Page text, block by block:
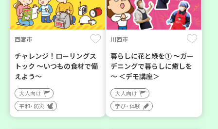
西宮市
チャレンジ！ローリングス
トック ～いつもの食材で備
えよう～
大人向け
平和・防災
川西市
暮らしに花と緑を① ～ガー
デニングで暮らしに癒しを
～ ＜デモ講座＞
大人向け
学び・体験